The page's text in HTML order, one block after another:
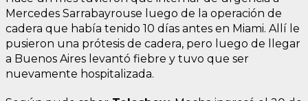
Mercedes Sarrabayrouse luego de la operación de
cadera que había tenido 10 días antes en Miami. Allí le
pusieron una prótesis de cadera, pero luego de llegar
a Buenos Aires levantó fiebre y tuvo que ser
nuevamente hospitalizada.